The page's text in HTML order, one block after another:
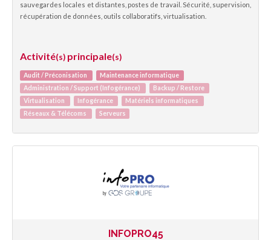
sauvegardes locales et distantes, postes de travail. Sécurité, supervision,
récupération de données, outils collaboratifs, virtualisation.
Activité(s) principale(s)
Audit / Préconisation
Maintenance informatique
Administration / Support (Infogérance)
Backup / Restore
Virtualisation
Infogérance
Matériels informatiques
Réseaux & Télécoms
Serveurs
INFOPRO45